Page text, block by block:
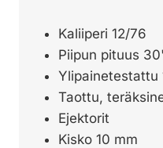
Kaliiperi 12/76
Piipun pituus
Ylipainetestattu
Taottu,
Ejektorit
Kisko 10 mm